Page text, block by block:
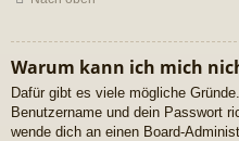
Warum kann ich mich
Dafür gibt es viele mögliche
Benutzername und dein Passwort
wende dich an einen Board-